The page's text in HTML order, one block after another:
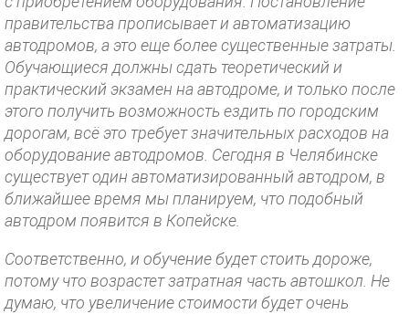
правительства прописывает и автоматизацию
автодромов, а это еще более существенные затраты.
Обучающиеся должны сдать теоретический и
практический экзамен на автодроме, и только после
этого получить возможность ездить по городским
дорогам, всё это требует значительных расходов на
оборудование автодромов. Сегодня в Челябинске
существует один автоматизированный автодром, в
ближайшее время мы планируем, что подобный
автодром появится в Копейске.
Соответственно, и обучение будет стоить дороже,
потому что возрастет затратная часть автошкол. Не
думаю, что увеличение стоимости будет очень